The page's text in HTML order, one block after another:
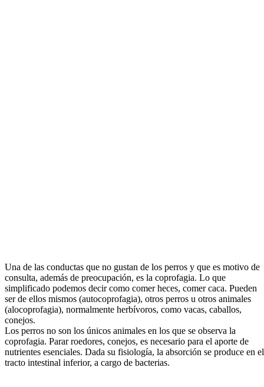
Una de las conductas que no gustan de los perros y que es motivo de
consulta, además de preocupación, es la coprofagia. Lo que
simplificado podemos decir como comer heces, comer caca. Pueden
ser de ellos mismos (autocoprofagia), otros perros u otros animales
(alocoprofagia), normalmente herbívoros, como vacas, caballos,
conejos.
Los perros no son los únicos animales en los que se observa la
coprofagia. Parar roedores, conejos, es necesario para el aporte de
nutrientes esenciales. Dada su fisiología, la absorción se produce en el
tracto intestinal inferior, a cargo de bacterias.